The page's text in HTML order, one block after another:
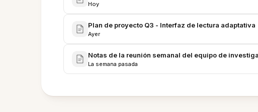
Hoy
Plan de proyecto Q3 - Interfaz de lectura adaptativa
Ayer
Notas de la reunión semanal del equipo de
La semana pasada